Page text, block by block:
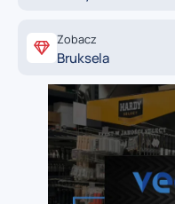
Zobacz
Bruksela